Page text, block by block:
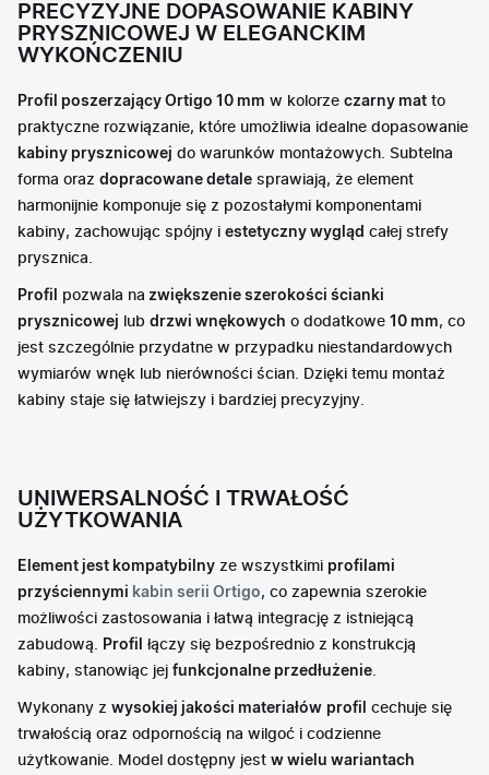
PRECYZYJNE DOPASOWANIE KABINY
PRYSZNICOWEJ W ELEGANCKIM
WYKOŃCZENIU
Profil poszerzający Ortigo 10 mm w kolorze czarny mat to
praktyczne rozwiązanie, które umożliwia idealne dopasowanie
kabiny prysznicowej do warunków montażowych. Subtelna
forma oraz dopracowane detale sprawiają, że element
harmonijnie komponuje się z pozostałymi komponentami
kabiny, zachowując spójny i estetyczny wygląd całej strefy
prysznica.
Profil pozwala na zwiększenie szerokości ścianki
prysznicowej lub drzwi wnękowych o dodatkowe 10 mm, co
jest szczególnie przydatne w przypadku niestandardowych
wymiarów wnęk lub nierówności ścian. Dzięki temu montaż
kabiny staje się łatwiejszy i bardziej precyzyjny.
UNIWERSALNOŚĆ I TRWAŁOŚĆ
UŻYTKOWANIA
Element jest kompatybilny ze wszystkimi profilami
przyściennymi kabin serii Ortigo, co zapewnia szerokie
możliwości zastosowania i łatwą integrację z istniejącą
zabudową. Profil
łączy się bezpośrednio z konstrukcją
kabiny, stanowiąc jej funkcjonalne przedłużenie.
Wykonany z wysokiej jakości materiałów profil
cechuje się
trwałością oraz odpornością na wilgoć i codzienne
użytkowanie. Model dostępny jest w wielu wariantach